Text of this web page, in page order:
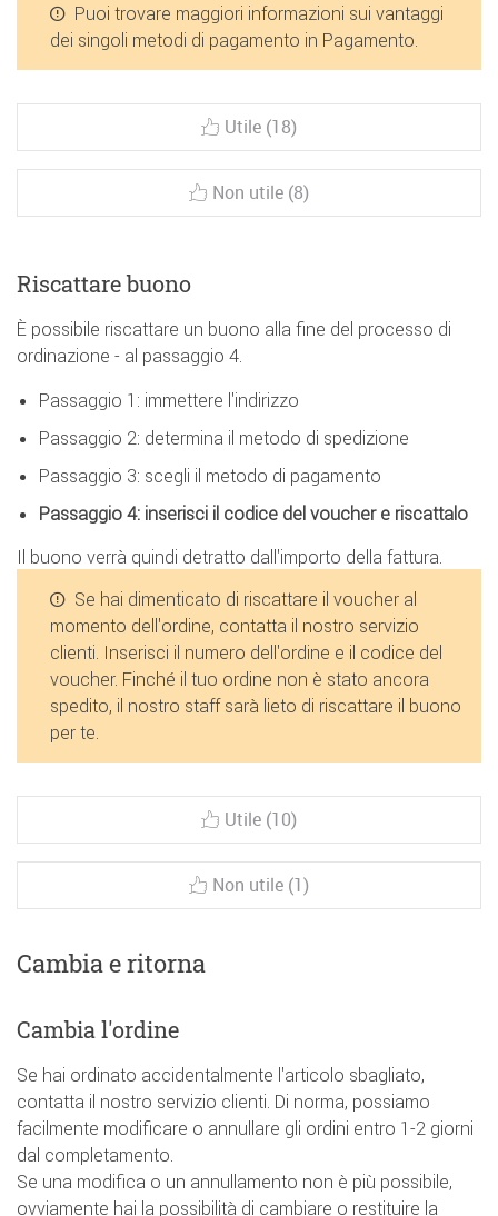
Puoi trovare maggiori informazioni sui vantaggi
dei singoli metodi di pagamento in Pagamento.
Utile (18)
Non utile (8)
Riscattare buono
È possibile riscattare un buono alla fine del processo di
ordinazione - al passaggio 4.
Passaggio 1: immettere l'indirizzo
Passaggio 2: determina il metodo di spedizione
Passaggio 3: scegli il metodo di pagamento
Passaggio 4: inserisci il codice del voucher e riscattalo
Il buono verrà quindi detratto dall'importo della fattura.
Se hai dimenticato di riscattare il voucher al
momento dell'ordine, contatta il nostro servizio
clienti. Inserisci il numero dell'ordine e il codice del
voucher. Finché il tuo ordine non è stato ancora
spedito, il nostro staff sarà lieto di riscattare il buono
per te.
Utile (10)
Non utile (1)
Cambia e ritorna
Cambia l'ordine
Se hai ordinato accidentalmente l'articolo sbagliato,
contatta il nostro servizio clienti. Di norma, possiamo
facilmente modificare o annullare gli ordini entro 1-2 giorni
dal completamento.
Se una modifica o un annullamento non è più possibile,
ovviamente hai la possibilità di cambiare o restituire la